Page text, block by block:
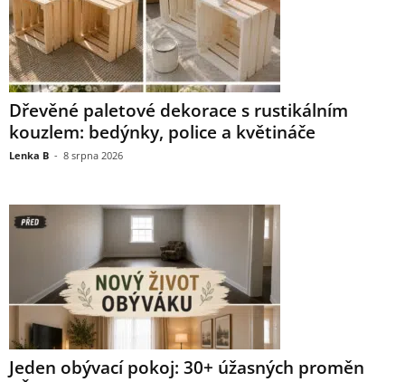
Dřevěné paletové dekorace s rustikálním
kouzlem: bedýnky, police a květináče
Lenka B - 8 srpna 2026
Jeden obývací pokoj: 30+ úžasných proměn